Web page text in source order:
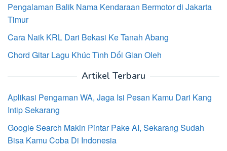
Pengalaman Balik Nama Kendaraan Bermotor di Jakarta
Timur
Cara Naik KRL Dari Bekasi Ke Tanah Abang
Chord Gitar Lagu Khúc Tình Dối Gian Oleh
Artikel Terbaru
Aplikasi Pengaman WA, Jaga Isi Pesan Kamu Dari Kang
Intip Sekarang
Google Search Makin Pintar Pake AI, Sekarang Sudah
Bisa Kamu Coba Di Indonesia